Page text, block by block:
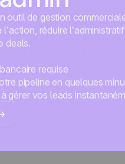
outil de gestion
réduire
deals.
requise
pipeline en quelques
gérer vos leads